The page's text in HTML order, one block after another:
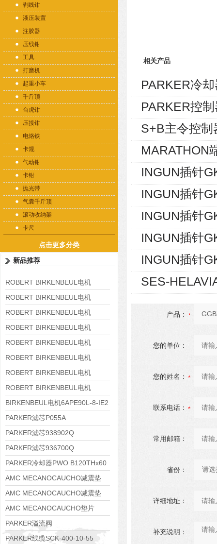
剥线钳
液压装置
注胶器
压线钳
工具
打磨机
起重小车
千斤顶
台虎钳
压接钳
电烙铁
卡规
气动钳
卡钳
抛光带
气囊千斤顶
滚动收纳架
卡尺
点击更多分类
新品推荐
ROBERT BIRKENBEUL电机
8APE225M-4-IE3
ROBERT BIRKENBEUL电机
8APE180L-4 IE3
ROBERT BIRKENBEUL电机
8APE160M-6 IE3
ROBERT BIRKENBEUL电机
8APE160L-4-IE3
ROBERT BIRKENBEUL电机
8APE112M-6K-IE3
ROBERT BIRKENBEUL电机
8APE100L-2 IE3
ROBERT BIRKENBEUL电机
8APE90S-4 IE3
ROBERT BIRKENBEUL电机
8APE80M-2K-IE3
BIRKENBEUL电机6APE90L-8-IE2
PARKER滤芯P055A
PARKER滤芯938902Q
PARKER滤芯936700Q
PARKER冷却器PWO B120THx60
AMC MECANOCAUCHO减震垫
138552
AMC MECANOCAUCHO减震垫
138551
AMC MECANOCAUCHO垫片
608074
PARKER溢流阀
RE06M35W2N1KWXG087
PARKER线缆SCK-400-10-55
相关产品
PARKER冷
PARKER控
S+B主令控
MARATHON
INGUN插针
INGUN插针
INGUN插针
INGUN插针
INGUN插针
SES-
产品：
您的单位：
您的姓名：
联系电话：
常用邮箱：
省份：
详细地址：
补充说明：